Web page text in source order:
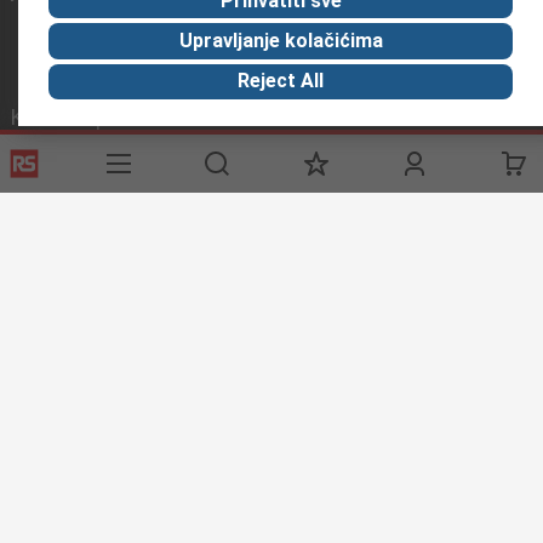
Korisne poveznice
Usluge
Registrirajte
O RS-u
O RS-u
Industrijska
Industrijska Zona
Upravljanje kolačićima
Reject All